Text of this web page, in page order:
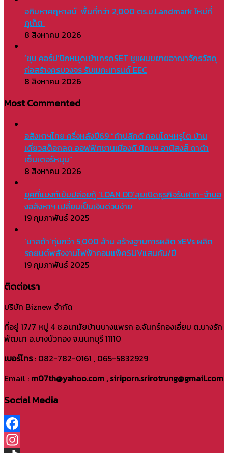
อภิมหาคฤหาสน์ พื้นที่กว่า 2,000 ตร.ม.Landmark ใหม่ที่
ภูเก็ต
8 สิงหาคม 2026
‘ซุน คอร์ป’ปักหมุดเข้าเทรดSET ชูแผนขยายอาณาจักรวัสดุ
ก่อสร้างครบวงจร รับเมกะเทรนด์ EEC
8 สิงหาคม 2026
Most Commented
อสังหาฯไทย ครึ่งหลังปี69 “ค้าปลีกดี คอนโดฯหรูโต บ้าน
เดี่ยวสต็อกลด ออฟฟิศชานเมืองดี นิคมฯ อานิสงส์ ดาต้า
เซ็นเตอร์หนุน”
8 สิงหาคม 2026
ยุคที่แบงก์เข้มปล่อยกู้ ‘LOAN DD’ลุยเปิดธุรกิจรับฝาก-จำนอ
งอสังหาฯ เปลี่ยนเป็นเงินด่วนง่าย
19 กุมภาพันธ์ 2025
‘มาสด้า’ทุ่มกว่า 5,000 ล้าน สร้างฐานการผลิต xEVs ผลิต
รถยนต์พลังงานไฟฟ้าคอมแพ็คSUVแสนคัน/ปี
19 กุมภาพันธ์ 2025
ติดต่อเรา
บริษัท Biznew จำกัด
ที่อยู่ 17/7 หมู่ 4 ซ.อนามัยบ้านบางแพรก อ.จันทร์ทองเอี่ยม ต.บางรัก
พัฒนา อ.บางบัวทอง จ.นนทบุรี 11110
เบอร์โทร: 082-782-0161 , 065-5832929
Email : m07th@yahoo.com , siriporn.srirotrung@gmail.com
Social Media
Facebook